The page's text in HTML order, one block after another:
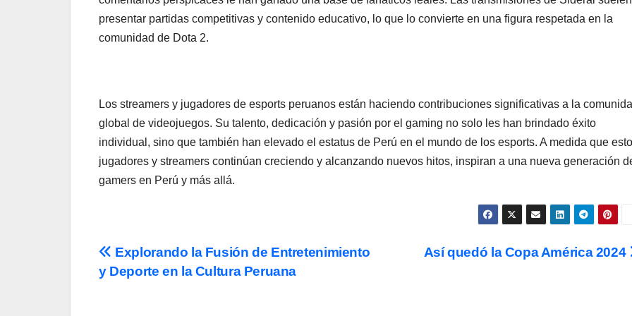
presentar partidas competitivas y contenido educativo, lo que lo convierte en una figura respetada en la
comunidad de Dota 2.
Los streamers y jugadores de esports peruanos están haciendo contribuciones significativas a la
global de videojuegos. Su talento, dedicación y pasión por el gaming no solo les han brindado éxito
individual, sino que también han elevado el estatus de Perú en el mundo de los esports. A medida que
jugadores y streamers continúan creciendo y alcanzando nuevos hitos, inspiran a una nueva generación
gamers en Perú y más allá.
Post
navigation
Así quedó la Copa América 2024
Explorando la Fusión de Entretenimiento
y Deporte en la Cultura Peruana